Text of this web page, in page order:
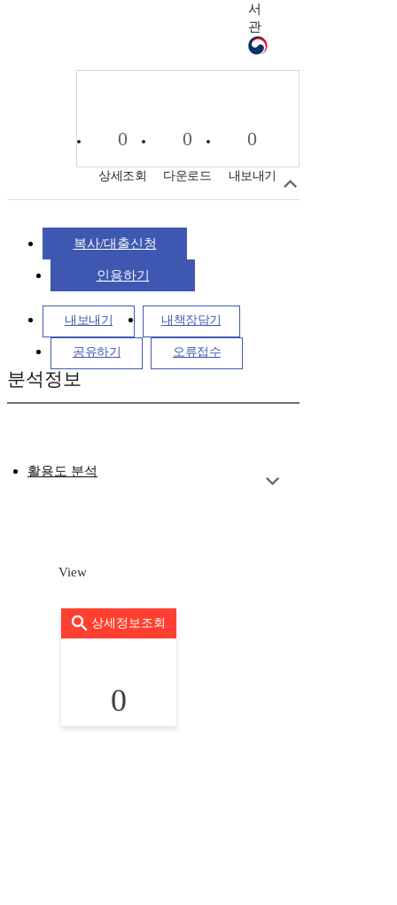
서
관
0
상세조회
0
다운로드
0
내보내기
복사/대출신청
인용하기
내보내기 내책장담기
공유하기 오류접수
분석정보
활용도 분석
View
상세정보조회
0